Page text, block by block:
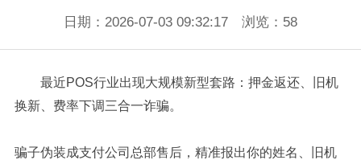
日期：2026-07-03 09:32:17 浏览： 58
最近POS行业出现大规模新型套路：押金返还、旧机
换新、费率下调三合一诈骗。
骗子伪装成支付公司总部售后，精准报出你的姓名、旧机